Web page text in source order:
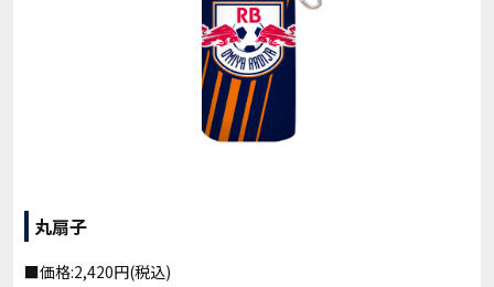
丸扇子
■価格:2,420円(税込)